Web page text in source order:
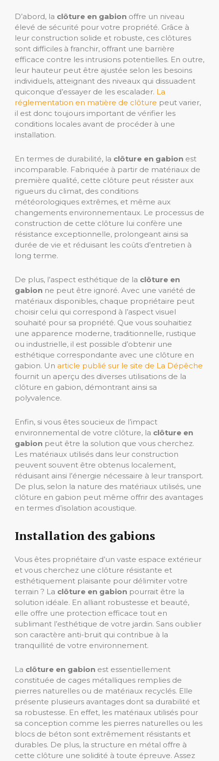
D’abord, la clôture en gabion offre un niveau
élevé de sécurité pour votre propriété. Grâce à
leur construction solide et robuste, ces clôtures
sont difficiles à franchir, offrant une barrière
efficace contre les intrusions potentielles. En outre,
leur hauteur peut être ajustée selon les besoins
individuels, atteignant des niveaux qui dissuadent
quiconque d’essayer de les escalader. La
réglementation en matière de clôture peut varier,
il est donc toujours important de vérifier les
conditions locales avant de procéder à une
installation.
En termes de durabilité, la clôture en gabion est
incomparable. Fabriquée à partir de matériaux de
première qualité, cette clôture peut résister aux
rigueurs du climat, des conditions
météorologiques extrêmes, et même aux
changements environnementaux. Le processus de
construction de cette clôture lui confère une
résistance exceptionnelle, prolongeant ainsi sa
durée de vie et réduisant les coûts d’entretien à
long terme.
De plus, l’aspect esthétique de la clôture en
gabion ne peut être ignoré. Avec une variété de
matériaux disponibles, chaque propriétaire peut
choisir celui qui correspond à l’aspect visuel
souhaité pour sa propriété. Que vous souhaitiez
une apparence moderne, traditionnelle, rustique
ou industrielle, il est possible d’obtenir une
esthétique correspondante avec une clôture en
gabion. Un article publié sur le site de La Dépêche
fournit un aperçu des diverses utilisations de la
clôture en gabion, démontrant ainsi sa
polyvalence.
Enfin, si vous êtes soucieux de l’impact
environnemental de votre clôture, la clôture en
gabion peut être la solution que vous cherchez.
Les matériaux utilisés dans leur construction
peuvent souvent être obtenus localement,
réduisant ainsi l’énergie nécessaire à leur transport.
De plus, selon la nature des matériaux utilisés, une
clôture en gabion peut même offrir des avantages
en termes d’isolation acoustique.
Installation des gabions
Vous êtes propriétaire d’un vaste espace extérieur
et vous cherchez une clôture résistante et
esthétiquement plaisante pour délimiter votre
terrain ? La clôture en gabion pourrait être la
solution idéale. En alliant robustesse et beauté,
elle offre une protection efficace tout en
sublimant l’esthétique de votre jardin. Sans oublier
son caractère anti-bruit qui contribue à la
tranquillité de votre environnement.
La clôture en gabion est essentiellement
constituée de cages métalliques remplies de
pierres naturelles ou de matériaux recyclés. Elle
présente plusieurs avantages dont sa durabilité et
sa robustesse. En effet, les matériaux utilisés pour
sa conception comme les pierres naturelles ou les
blocs de béton sont extrêmement résistants et
durables. De plus, la structure en métal offre à
cette clôture une solidité à toute épreuve. Assez